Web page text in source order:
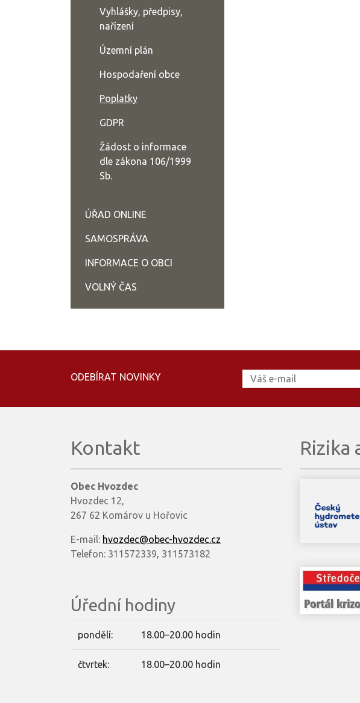
Vyhlášky, předpisy,
nařízení
Územní plán
Hospodaření obce
Poplatky
GDPR
Žádost o informace
dle zákona 106/1999
Sb.
ÚŘAD ONLINE
SAMOSPRÁVA
INFORMACE O OBCI
VOLNÝ ČAS
ODEBÍRAT NOVINKY
Kontakt
Obec Hvozdec
Hvozdec 12,
267 62 Komárov u Hořovic
E-mail: hvozdec@obec-hvozdec.cz
Telefon: 311572339, 311573182
Úřední hodiny
pondělí: 18.00–20.00 hodin
čtvrtek: 18.00–20.00 hodin
Rizika